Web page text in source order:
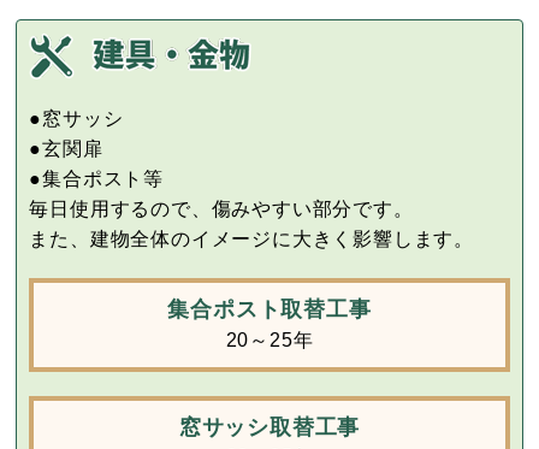
●窓サッシ
●玄関扉
●集合ポスト等
毎日使用するので、傷みやすい部分です。
また、建物全体のイメージに大きく影響します。
集合ポスト取替工事
20～25年
窓サッシ取替工事